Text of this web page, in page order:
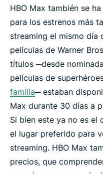
HBO Max también se
para los estrenos más
streaming el mismo día
películas de Warner
títulos ─desde
películas de
familia─ estaban
Max durante 30 días a
Si bien este ya no es el
el lugar preferido para
streaming. HBO Max
precios, que